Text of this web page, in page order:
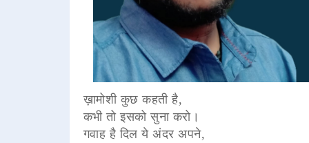
ख़ामोशी कुछ कहती है,
कभी तो इसको सुना करो।
गवाह है दिल ये अंदर अपने,